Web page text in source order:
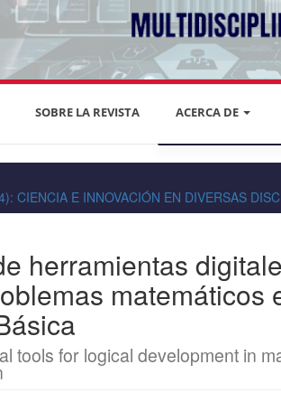
SOBRE LA REVISTA ACERCA DE
DECLARACIÓN DE
PRIVACIDAD DE
EQUIPO EDITORIAL
PROTOCOLO DE
¿CÓMO
CIENCIA E INNOVACIÓN EN DIVERSAS
herramientas
matemáticos
tools for logical development in